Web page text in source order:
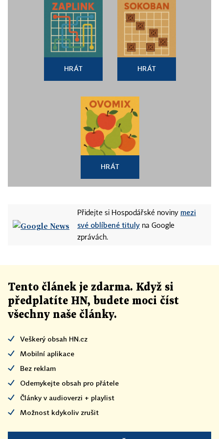
HRÁT HRÁT
HRÁT
Přidejte si Hospodářské noviny mezi
své oblíbené tituly na Google
zprávách.
Tento článek je zdarma. Když si
předplatíte HN, budete moci číst
všechny naše články.
Veškerý obsah HN.cz
Mobilní aplikace
Bez reklam
Odemykejte obsah pro přátele
Články v audioverzi + playlist
Možnost kdykoliv zrušit